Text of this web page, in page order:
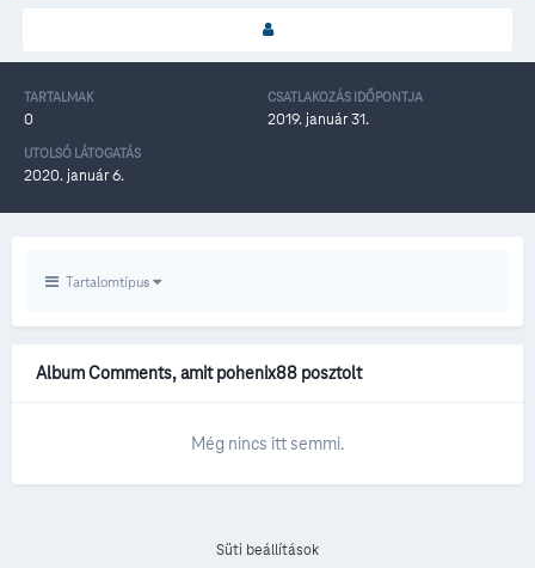
TARTALMAK
0
CSATLAKOZÁS IDŐPONTJA
2019. január 31.
UTOLSÓ LÁTOGATÁS
2020. január 6.
Tartalomtípus
Album Comments, amit pohenix88 posztolt
Még nincs itt semmi.
Süti beállítások